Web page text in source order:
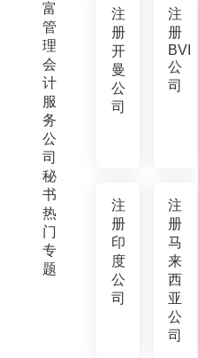
富
管
理
会
计
服
务
公
司
秘
书
热
门
专
题
注
册
开
曼
公
司
注
册
BVI
公
司
注
册
印
度
公
司
注
册
马
来
西
亚
公
司